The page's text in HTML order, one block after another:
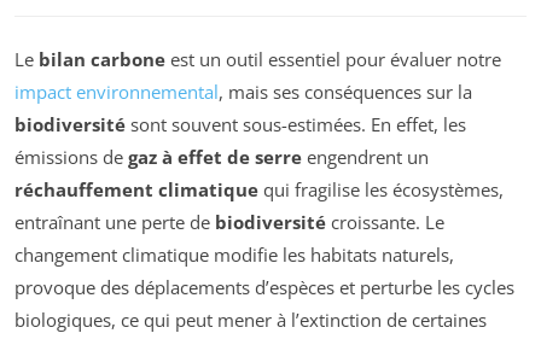
Le bilan carbone est un outil essentiel pour évaluer notre
impact environnemental, mais ses conséquences sur la
biodiversité sont souvent sous-estimées. En effet, les
émissions de gaz à effet de serre engendrent un
réchauffement climatique qui fragilise les écosystèmes,
entraînant une perte de biodiversité croissante. Le
changement climatique modifie les habitats naturels,
provoque des déplacements d’espèces et perturbe les cycles
biologiques, ce qui peut mener à l’extinction de certaines